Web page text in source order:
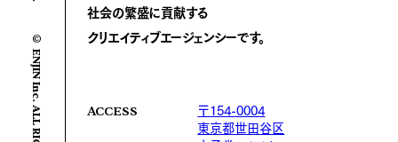
社会の繁盛に貢献する
クリエイティブエージェンシーです。
ACCESS
〒154-0004
東京都世田谷区